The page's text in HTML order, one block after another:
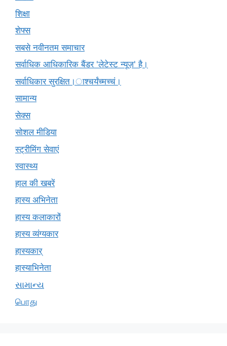
शिक्षा
शेफ्स
सबसे नवीनतम समाचार
सर्वाधिक आधिकारिक बैंडर 'लेटेस्ट न्यूज़' है।
सर्वाधिकार सुरक्षित।ाश्चर्यंच्मच्चं।
सामान्य
सेक्स
सोशल मीडिया
स्ट्रीमिंग सेवाएं
स्वास्थ्य
हाल की खबरें
हास्य अभिनेता
हास्य कलाकारों
हास्य व्यंग्यकार
हास्यकार्
हास्याभिनेता
સામાન્ય
பொது